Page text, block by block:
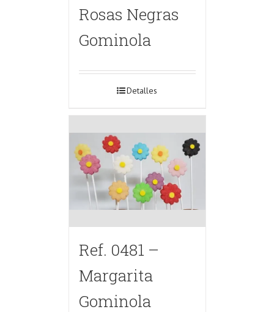
Rosas Negras
Gominola
Detalles
Ref. 0481 –
Margarita
Gominola